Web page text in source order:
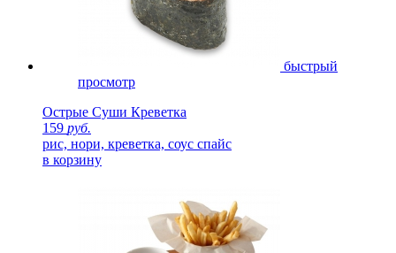
быстрый
просмотр
Острые Суши Креветка
159 руб.
рис, нори, креветка, соус спайс
в корзину